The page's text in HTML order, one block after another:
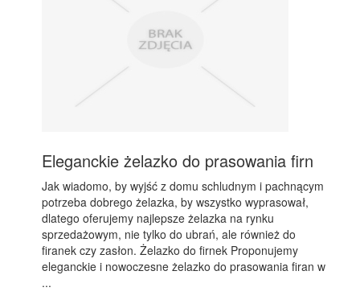
Eleganckie żelazko do prasowania firn
Jak wiadomo, by wyjść z domu schludnym i pachnącym
potrzeba dobrego żelazka, by wszystko wyprasował,
dlatego oferujemy najlepsze żelazka na rynku
sprzedażowym, nie tylko do ubrań, ale również do
firanek czy zasłon. Żelazko do firnek Proponujemy
eleganckie i nowoczesne żelazko do prasowania firan w
...